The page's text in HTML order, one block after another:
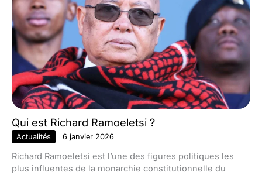
Qui est Richard Ramoeletsi ?
Actualités 6 janvier 2026
Richard Ramoeletsi est l’une des figures politiques les
plus influentes de la monarchie constitutionnelle du